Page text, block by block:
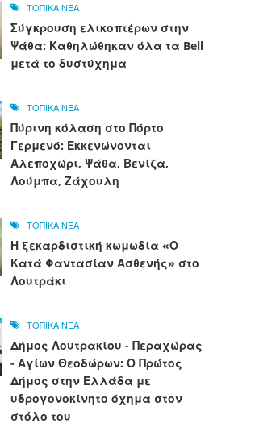
ΤΟΠΙΚΑ ΝΕΑ
Σύγκρουση ελικοπτέρων στην
Ψάθα: Καθηλώθηκαν όλα τα Bell
μετά το δυστύχημα
ΤΟΠΙΚΑ ΝΕΑ
Πύρινη κόλαση στο Πόρτο
Γερμενό: Εκκενώνονται
Αλεποχώρι, Ψάθα, Βενίζα,
Λούμπα, Ζάχουλη
ΤΟΠΙΚΑ ΝΕΑ
Η ξεκαρδιστική κωμωδία «Ο
Κατά Φαντασίαν Ασθενής» στο
Λουτράκι
ΤΟΠΙΚΑ ΝΕΑ
Δήμος Λουτρακίου - Περαχώρας
- Αγίων Θεοδώρων: Ο Πρώτος
Δήμος στην Ελλάδα με
υδρογονοκίνητο όχημα στον
στόλο του